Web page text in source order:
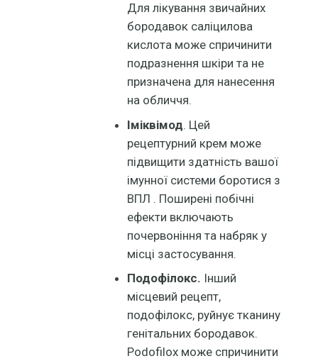
Для лікування звичайних
бородавок саліцилова
кислота може спричинити
подразнення шкіри та не
призначена для нанесення
на обличчя.
Іміквімод. Цей
рецептурний крем може
підвищити здатність вашої
імунної системи боротися з
ВПЛ . Поширені побічні
ефекти включають
почервоніння та набряк у
місці застосування.
Подофілокс. Інший
місцевий рецепт,
подофілокс, руйнує тканину
генітальних бородавок.
Podofilox може спричинити